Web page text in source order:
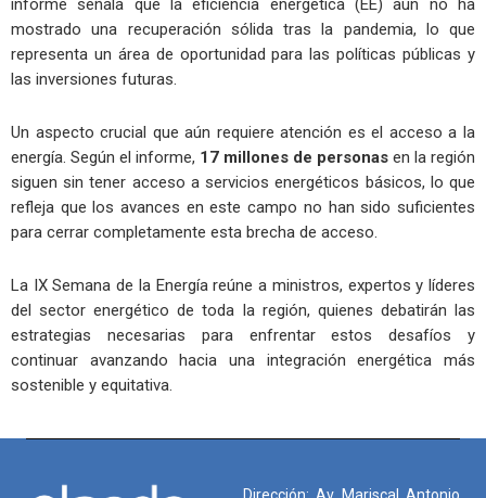
informe señala que la eficiencia energética (EE) aún no ha
mostrado una recuperación sólida tras la pandemia, lo que
representa un área de oportunidad para las políticas públicas y
las inversiones futuras.
Un aspecto crucial que aún requiere atención es el acceso a la
energía. Según el informe, 17 millones de personas en la región
siguen sin tener acceso a servicios energéticos básicos, lo que
refleja que los avances en este campo no han sido suficientes
para cerrar completamente esta brecha de acceso.
La IX Semana de la Energía reúne a ministros, expertos y líderes
del sector energético de toda la región, quienes debatirán las
estrategias necesarias para enfrentar estos desafíos y
continuar avanzando hacia una integración energética más
sostenible y equitativa.
Dirección: Av. Mariscal Antonio